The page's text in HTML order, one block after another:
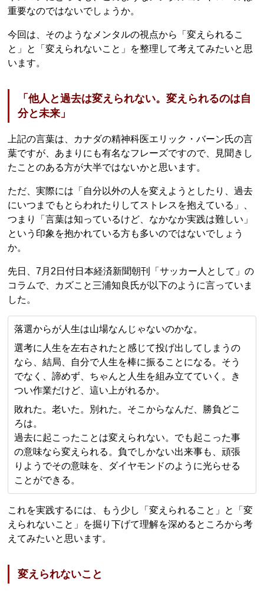
重要なのではないでしょうか。
今回は、そのようなメンタルの視点から「変えられるこ
と」と「変えられないこと」を整理して考えてみたいと思
います。
「他人と過去は変えられない。変えられるのは自
分と未来」
上記の言葉は、カナダの精神科医エリック・バーン氏の言
葉ですが、あまりにも有名なフレーズですので、見聞きし
たことのある方が大半ではないかと思います。
ただ、実際には「自分以外の人を変えようとしたり、過去
にいつまでもとらわれたりしてストレスを抱えている」、
つまり「言葉は知っているけど、なかなか実践は難しい」
という印象を抱かれている方も多いのではないでしょう
か。
先日、7月2日付日本経済新聞朝刊「サッカー人として」の
コラムで、カズこと三浦知良氏が以下のように言っていま
した。
落選からが人生は山場なんじゃないのかな。
選考に人生を左右されたと感じて投げ出してしまうの
なら、結局、自分で人生を棒に振ることになる。そう
でなく、諦めず、ちゃんと人生を組み立てていく。き
つい作業だけど、這い上がれるか。
敗れた。老いた。別れた。そこからなんだ、勝負どこ
ろは。
過去に起こったことは変えられない。でも起こった事
の意味なら変えられる。負でしかない出来事も、頑張
りようでその意味を、ダイヤモンドのように光らせる
ことができる。
これを実践するには、もう少し「変えられること」と「変
えられないこと」を掘り下げて理解を深めるところから考
えてみたいと思います。
変えられないこと